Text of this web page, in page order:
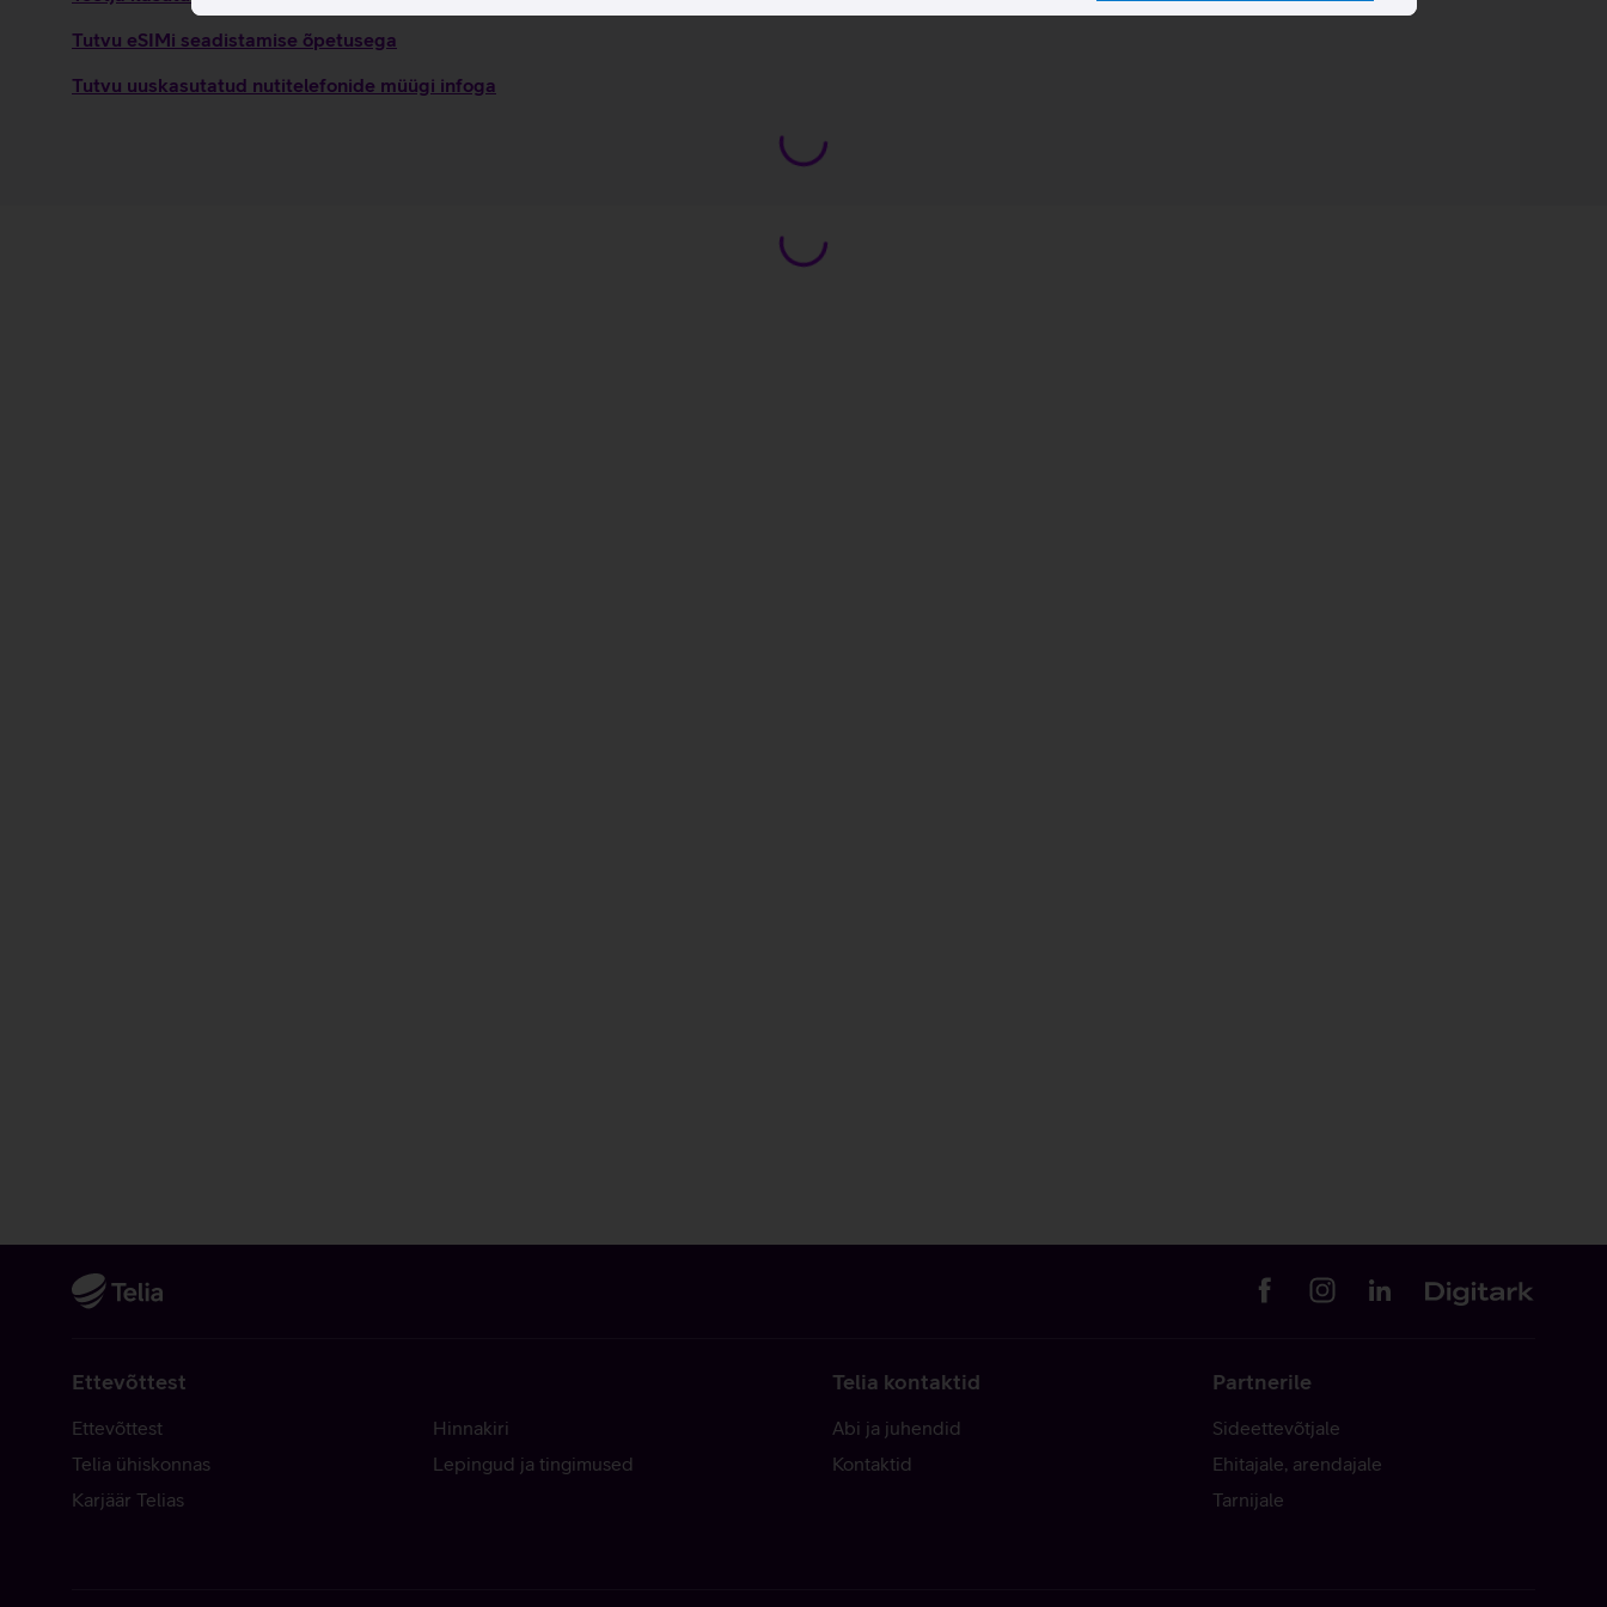
Tutvu eSIMi seadistamise õpetusega
Tutvu uuskasutatud nutitelefonide müügi infoga
Ettevõttest
Ettevõttest
Telia ühiskonnas
Karjäär Telias
Hinnakiri
Lepingud ja tingimused
Telia kontaktid
Abi ja juhendid
Kontaktid
Partnerile
Sideettevõtjale
Ehitajale, arendajale
Tarnijale